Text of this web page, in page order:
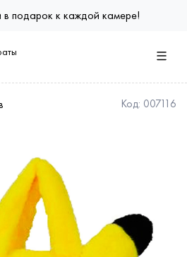
в подарок к каждой камере!
Код: 007116